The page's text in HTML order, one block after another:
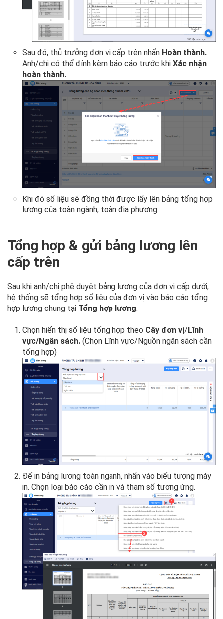
Sau đó, thủ trưởng đơn vị cấp trên nhấn Hoàn thành.
Anh/chị có thể đính kèm báo cáo trước khi Xác nhận
hoàn thành.
Khi đó số liệu sẽ đồng thời được lấy lên bảng tổng hợp
lương của toàn ngành, toàn địa phương.
Tổng hợp & gửi bảng lương lên
cấp trên
Sau khi anh/chị phê duyệt bảng lương của đơn vị cấp dưới,
hệ thống sẽ tổng hợp số liệu của đơn vị vào báo cáo tổng
hợp lương chung tại Tổng hợp lương.
Chọn hiển thị số liệu tổng hợp theo Cây đơn vị/ Lĩnh
vực/Ngân sách. (Chọn Lĩnh vực/Nguồn ngân sách cần
tổng hợp)
Để in bảng lương toàn ngành, nhấn vào biểu tượng máy
in. Chọn loại báo cáo cần in và tham số tương ứng.